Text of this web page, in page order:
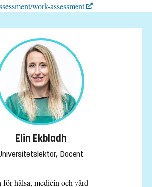
work-assessment
Elin Ekbladh
Docent
för hälsa, medicin och vård